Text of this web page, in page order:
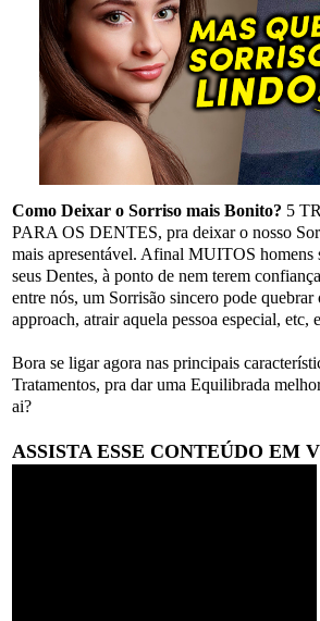
Como Deixar o Sorriso mais Bonito? 5
PARA OS DENTES, pra deixar o nosso
mais apresentável. Afinal MUITOS homens
seus Dentes, à ponto de nem terem
entre nós, um Sorrisão sincero pode
approach, atrair aquela pessoa especial, etc,
Bora se ligar agora nas principais
Tratamentos, pra dar uma Equilibrada
ai?
ASSISTA ESSE CONTEÚDO EM